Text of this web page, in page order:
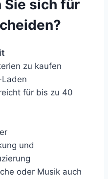
Sie sich für
zu kaufen
für bis zu 40
und
oder Musik auch